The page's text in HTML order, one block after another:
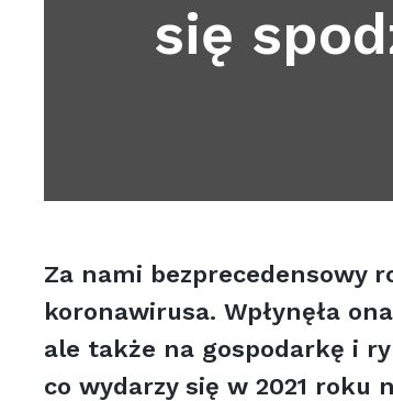
się
Za nami bezprecedensowy
koronawirusa. Wpłynęła
ale także na gospodarkę i
co wydarzy się w 2021 roku